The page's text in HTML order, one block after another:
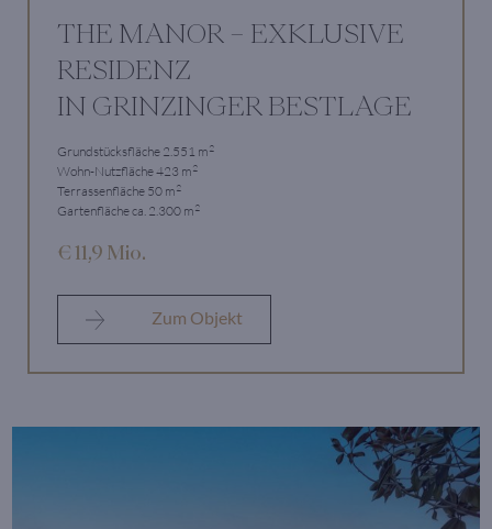
THE MANOR – EXKLUSIVE
RESIDENZ
IN GRINZINGER BESTLAGE
Grundstücksfläche 2.551 m2
Wohn-Nutzfläche 423 m2
Terrassenfläche 50 m2
Gartenfläche ca. 2.300 m2
€ 11,9 Mio.
Zum Objekt